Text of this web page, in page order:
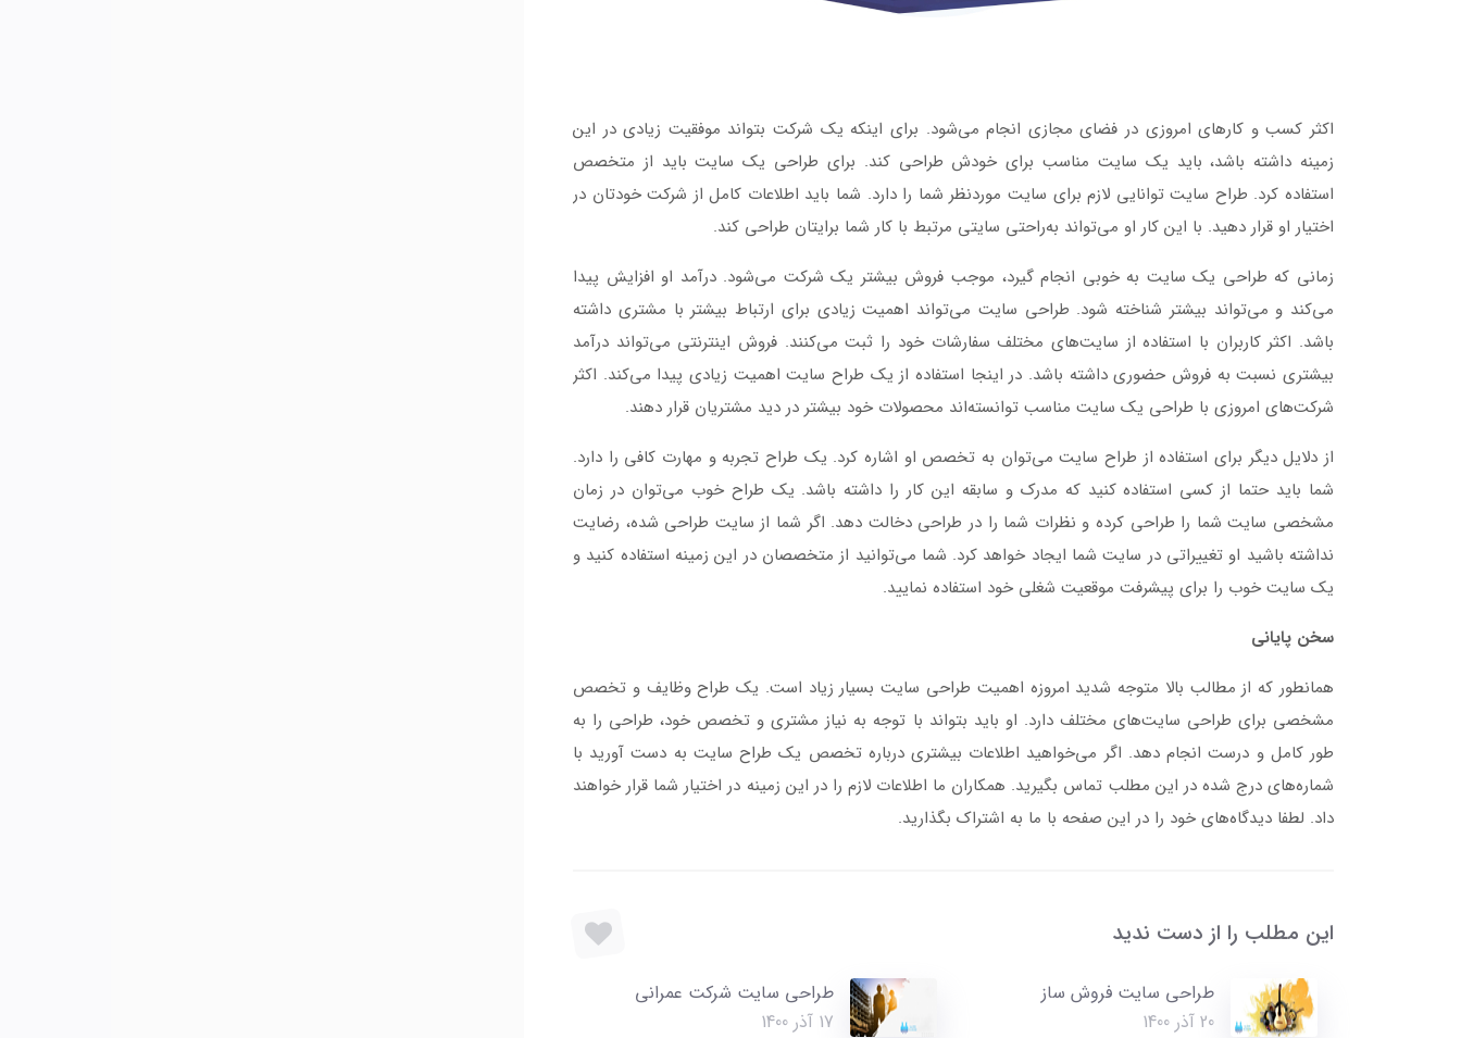
اکثر کسب و کارهای امروزی در فضای مجازی انجام می‌شود. برای اینکه یک شرکت بتواند موفقیت زیادی در این
زمینه داشته باشد، باید یک سایت مناسب برای خودش طراحی کند. برای طراحی یک سایت باید از متخصص
استفاده کرد. طراح سایت توانایی لازم برای سایت موردنظر شما را دارد. شما باید اطلاعات کامل از شرکت خودتان در
اختیار او قرار دهید. با این کار او می‌تواند به‌راحتی سایتی مرتبط با کار شما برایتان طراحی کند.
زمانی که طراحی یک سایت به خوبی انجام گیرد، موجب فروش بیشتر یک شرکت می‌شود. درآمد او افزایش پیدا
می‌کند و می‌تواند بیشتر شناخته شود. طراحی سایت می‌تواند اهمیت زیادی برای ارتباط بیشتر با مشتری داشته
باشد. اکثر کاربران با استفاده از سایت‌های مختلف سفارشات خود را ثبت می‌کنند. فروش اینترنتی می‌تواند درآمد
بیشتری نسبت به فروش حضوری داشته باشد. در اینجا استفاده از یک طراح سایت اهمیت زیادی پیدا می‌کند. اکثر
شرکت‌های امروزی با طراحی یک سایت مناسب توانسته‌اند محصولات خود بیشتر در دید مشتریان قرار دهند.
از دلایل دیگر برای استفاده از طراح سایت می‌توان به تخصص او اشاره کرد. یک طراح تجربه و مهارت کافی را دارد.
شما باید حتما از کسی استفاده کنید که مدرک و سابقه این کار را داشته باشد. یک طراح خوب می‌توان در زمان
مشخصی سایت شما را طراحی کرده و نظرات شما را در طراحی دخالت دهد. ‌اگر شما از سایت طراحی شده، رضایت
نداشته باشید او تغییراتی در سایت شما ایجاد خواهد کرد‌. شما می‌توانید از متخصصان در این زمینه استفاده کنید و
یک سایت خوب را برای پیشرفت موقعیت شغلی خود استفاده نمایید.
سخن پایانی
همانطور که از مطالب بالا متوجه شدید امروزه اهمیت طراحی سایت بسیار زیاد است. یک طراح وظایف و تخصص
مشخصی برای طراحی سایت‌های مختلف دارد. او باید بتواند با توجه به نیاز مشتری و تخصص خود، طراحی را به
طور کامل و درست انجام دهد. اگر می‌خواهید اطلاعات بیشتری درباره تخصص یک طراح سایت به دست آورید با
شماره‌های درج شده در این مطلب تماس بگیرید. همکاران ما اطلاعات لازم را در این زمینه در اختیار شما قرار خواهند
داد. لطفا دیدگاه‌های خود را در این صفحه با ما به اشتراک بگذارید.
این مطلب را از دست ندید
طراحی سایت فروش ساز
20 آذر 1400
طراحی سایت شرکت عمرانی
17 آذر 1400